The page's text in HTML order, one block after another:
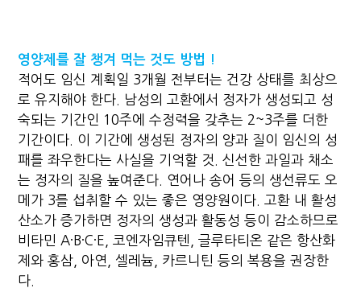
영양제를 잘 챙겨 먹는 것도 방법 !
적어도 임신 계획일 3개월 전부터는 건강 상태를 최상으
로 유지해야 한다. 남성의 고환에서 정자가 생성되고 성
숙되는 기간인 10주에 수정력을 갖추는 2~3주를 더한
기간이다. 이 기간에 생성된 정자의 양과 질이 임신의 성
패를 좌우한다는 사실을 기억할 것. 신선한 과일과 채소
는 정자의 질을 높여준다. 연어나 송어 등의 생선류도 오
메가 3를 섭취할 수 있는 좋은 영양원이다. 고환 내 활성
산소가 증가하면 정자의 생성과 활동성 등이 감소하므로
비타민 A·B·C·E, 코엔자임큐텐, 글루타티온 같은 항산화
제와 홍삼, 아연, 셀레늄, 카르니틴 등의 복용을 권장한
다.